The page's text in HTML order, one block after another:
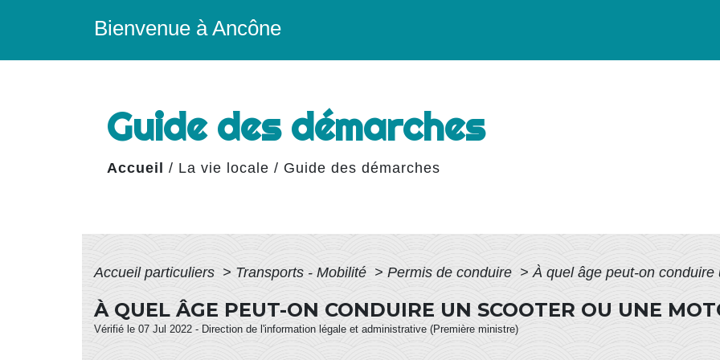
Bienvenue à Ancône
Guide des démarches
Accueil / La vie locale / Guide des démarches
Accueil particuliers > Transports - Mobilité > Permis de conduire > À quel âge peut-on
À QUEL ÂGE PEUT-ON CONDUIRE UN SCOOTER OU UNE
Vérifié le 07 Jul 2022 - Direction de l'information légale et administrative (Première ministre)